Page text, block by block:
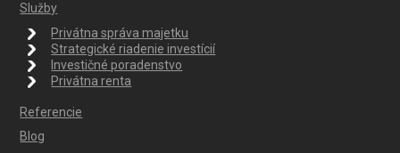
Služby
Privátna správa majetku
Strategické riadenie investícií
Investičné poradenstvo
Privátna renta
Referencie
Blog